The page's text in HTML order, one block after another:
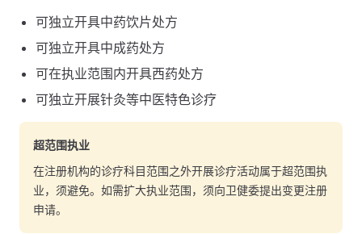
可独立开具中药饮片处方
可独立开具中成药处方
可在执业范围内开具西药处方
可独立开展针灸等中医特色诊疗
超范围执业
在注册机构的诊疗科目范围之外开展诊疗活动属于超范围执
业，须避免。如需扩大执业范围，须向卫健委提出变更注册
申请。